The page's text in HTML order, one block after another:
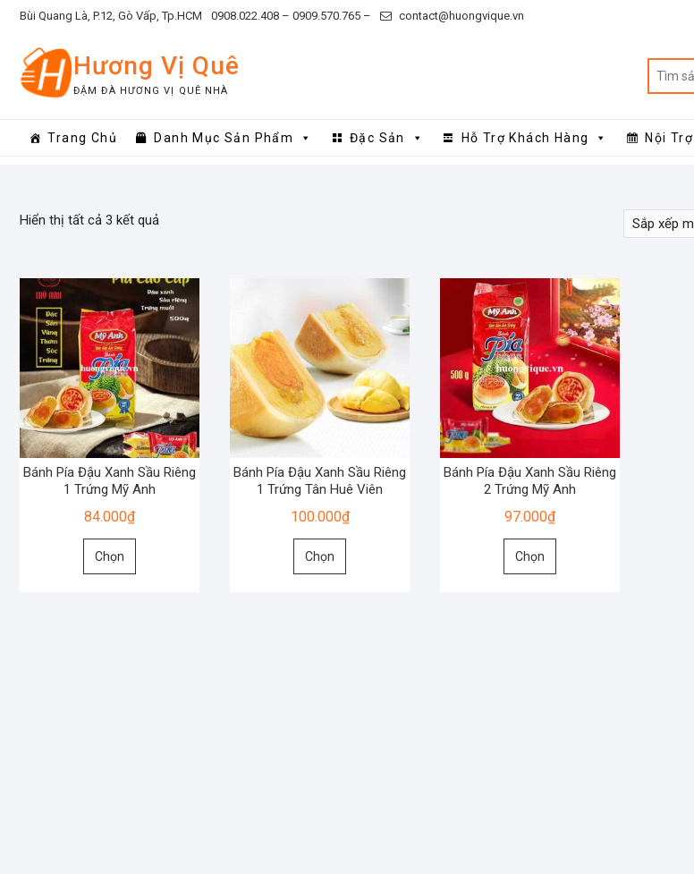
Skip
content
Bùi Quang Là, P.12, Gò Vấp, Tp.HCM 0908.022.408 – 0909.570.765 – contact@huongvique.vn
Hương Vị Quê
ĐẬM ĐÀ HƯƠNG VỊ QUÊ NHÀ
Trang Chủ Danh Mục Sản Phẩm Đặc Sản Hỗ Trợ Khách Hàng Nội Trợ
Hiển thị tất cả 3 kết quả
Bánh Pía Đậu Xanh Sầu Riêng
1 Trứng Mỹ Anh
84.000₫
Chọn
Sản
Bánh Pía Đậu Xanh Sầu Riêng
1 Trứng Tân Huê Viên
100.000₫
Chọn
Sản
Bánh Pía Đậu Xanh Sầu Riêng
2 Trứng Mỹ Anh
97.000₫
Chọn
Sản